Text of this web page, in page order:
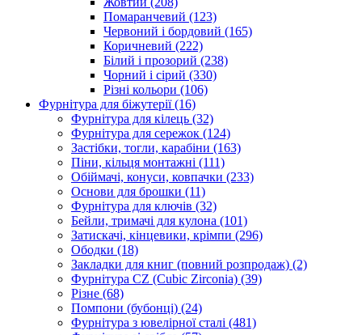
Помаранчевий (123)
Червоний і бордовий (165)
Коричневий (222)
Білий і прозорий (238)
Чорний і сірий (330)
Різні кольори (106)
Фурнітура для біжутерії(16)
Фурнітура для кілець (32)
Фурнітура для сережок (124)
Застібки, тогли, карабіни (163)
Піни, кільця монтажні (111)
Обіймачі, конуси, ковпачки (233)
Основи для брошки (11)
Фурнітура для ключів (32)
Бейли, тримачі для кулона (101)
Затискачі, кінцевики, крімпи (296)
Ободки (18)
Закладки для книг (повний розпродаж) (2)
Фурнітура CZ (Cubic Zirconia) (39)
Різне (68)
Помпони (бубонці) (24)
Фурнітура з ювелірної сталі (481)